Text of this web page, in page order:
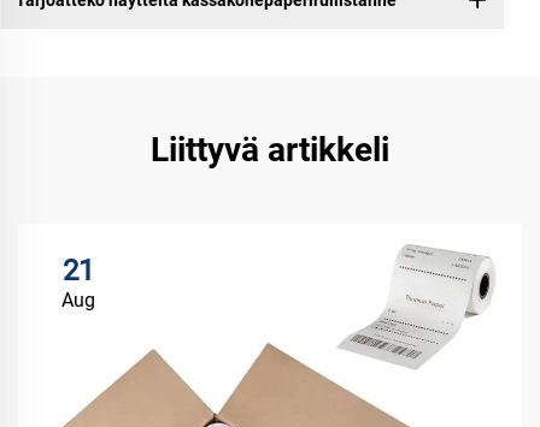
Liittyvä artikkeli
21
Aug